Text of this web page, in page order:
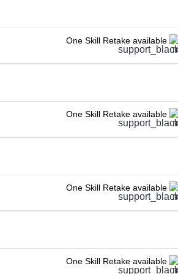
One Skill Retake available
One Skill Retake available
One Skill Retake available
One Skill Retake available